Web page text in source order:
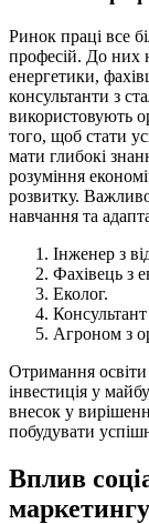
Ринок праці все
професій. До них
енергетики,
консультанти з
використовують
того, щоб стати
мати глибокі
розуміння
розвитку.
навчання та
Інженер з
Фахівець з
Еколог.
Агроном з
Отримання
інвестиція у
внесок у
побудувати
Вплив
маркетингу